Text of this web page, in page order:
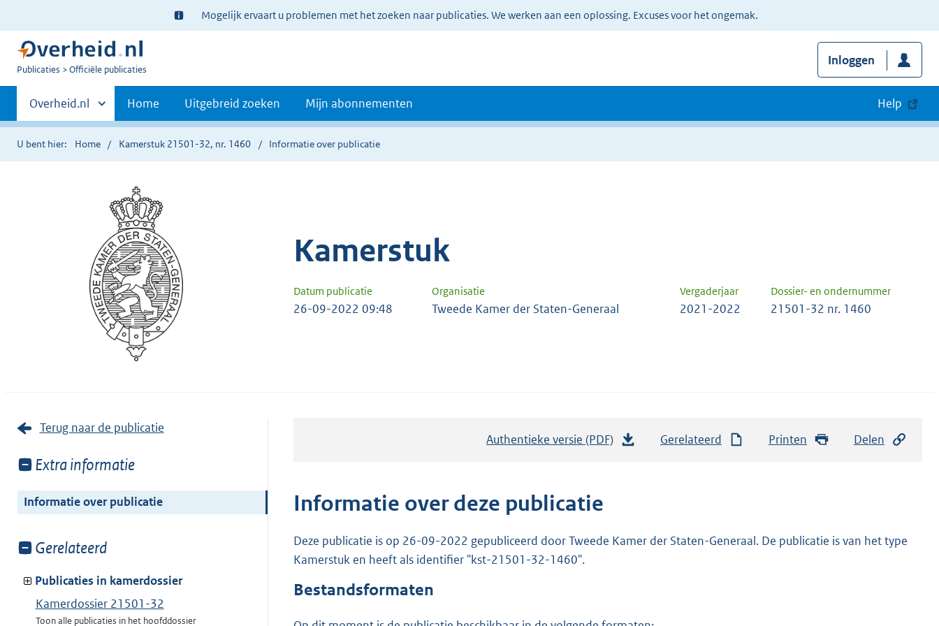
Ter
informatie:
Mogelijk ervaart u problemen met het zoeken naar publicaties. We werken aan een oplossing. Excuses voor het ongemak.
U
Publicaties Officiële publicaties
Inloggen
Primaire
navigatie
Andere
sites
binnen
Overheid.nl Home Uitgebreid zoeken Mijn abonnementen Help
U bent hier: Home Kamerstuk 21501-32, nr. 1460 Informatie over publicatie
Kamerstuk
Datum publicatie Organisatie Vergaderjaar Dossier- en ondernummer
26-09-2022 09:48 Tweede Kamer der Staten-Generaal 2021-2022 21501-32 nr. 1460
Terug naar de publicatie
Toon
van:
Extra informatie
Informatie over publicatie
Toon
van:
Gerelateerd
Publicaties in kamerdossier
Kamerdossier 21501-32
Toon alle publicaties in het hoofddossier
Authentieke versie (PDF)
n
Gerelateerd Printen Delen
Informatie over deze publicatie
Deze publicatie is op 26-09-2022 gepubliceerd door Tweede Kamer der Staten-Generaal. De publicatie is van het type
Kamerstuk en heeft als identifier "kst-21501-32-1460".
Bestandsformaten